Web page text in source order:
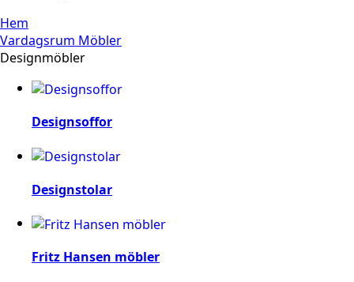
Hem
Vardagsrum Möbler
Designmöbler
Designsoffor
Designstolar
Fritz Hansen möbler